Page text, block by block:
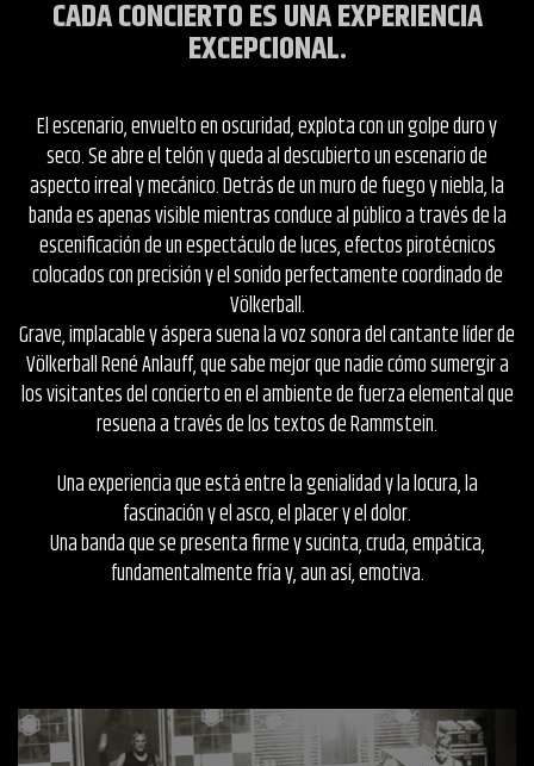
CADA CONCIERTO ES UNA EXPERIENCIA
EXCEPCIONAL.
El escenario, envuelto en oscuridad, explota con un golpe duro y
seco. Se abre el telón y queda al descubierto un escenario de
aspecto irreal y mecánico. Detrás de un muro de fuego y niebla, la
banda es apenas visible mientras conduce al público a través de la
escenificación de un espectáculo de luces, efectos pirotécnicos
colocados con precisión y el sonido perfectamente coordinado de
Völkerball.
Grave, implacable y áspera suena la voz sonora del cantante líder de
Völkerball René Anlauff, que sabe mejor que nadie cómo sumergir a
los visitantes del concierto en el ambiente de fuerza elemental que
resuena a través de los textos de Rammstein.
Una experiencia que está entre la genialidad y la locura, la
fascinación y el asco, el placer y el dolor.
Una banda que se presenta firme y sucinta, cruda, empática,
fundamentalmente fría y, aun así, emotiva.